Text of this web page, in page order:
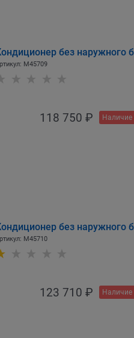
без наружного
M45709
118 750 ₽ Наличие
без наружного
M45710
123 710 ₽ Наличие